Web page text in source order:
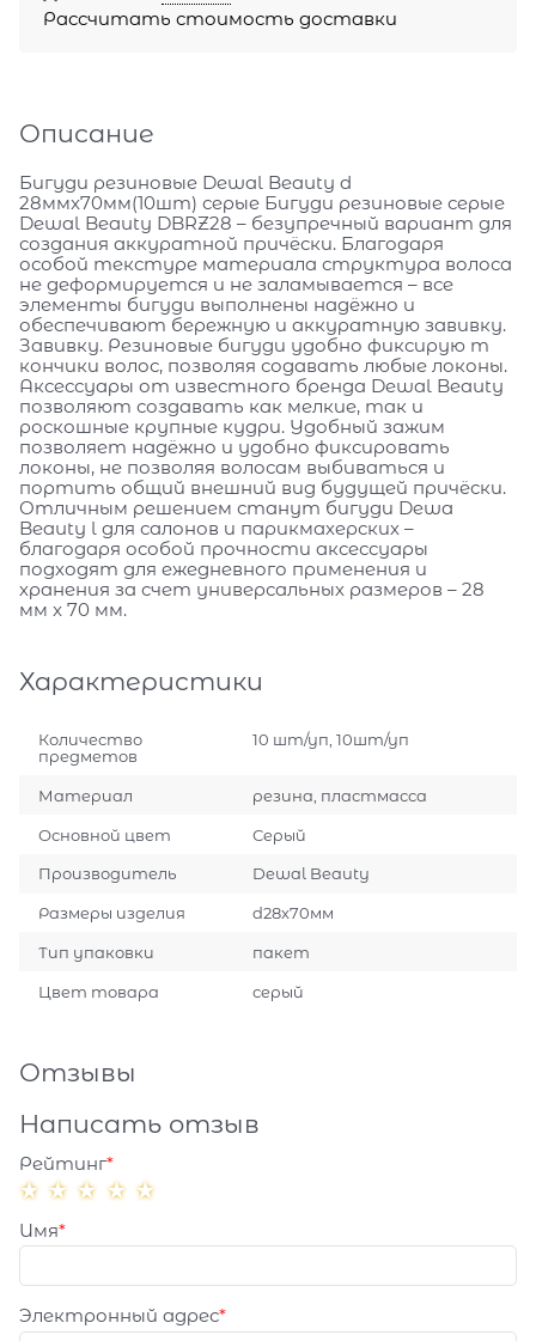
Рассчитать стоимость доставки
Описание
Бигуди резиновые Dewal Beauty d
28ммx70мм(10шт) серые Бигуди резиновые серые
Dewal Beauty DBRZ28 – безупречный вариант для
создания аккуратной причёски. Благодаря
особой текстуре материала структура волоса
не деформируется и не заламывается – все
элементы бигуди выполнены надёжно и
обеспечивают бережную и аккуратную завивку.
Завивку. Резиновые бигуди удобно фиксирую т
кончики волос, позволяя содавать любые локоны.
Аксессуары от известного бренда Dewal Beauty
позволяют создавать как мелкие, так и
роскошные крупные кудри. Удобный зажим
позволяет надёжно и удобно фиксировать
локоны, не позволяя волосам выбиваться и
портить общий внешний вид будущей причёски.
Отличным решением станут бигуди Dewa
Beauty l для салонов и парикмахерских –
благодаря особой прочности аксессуары
подходят для ежедневного применения и
хранения за счет универсальных размеров – 28
мм x 70 мм.
Характеристики
Количество
предметов
10 шт/уп, 10шт/уп
Материал резина, пластмасса
Основной цвет Серый
Производитель Dewal Beauty
Размеры изделия d28x70мм
Тип упаковки пакет
Цвет товара серый
Отзывы
Написать отзыв
Рейтинг
Имя
Электронный адрес